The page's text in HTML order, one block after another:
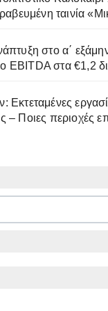
ταινία
στο α΄
EBITDA στα €1,2
– Ποιες περιοχές